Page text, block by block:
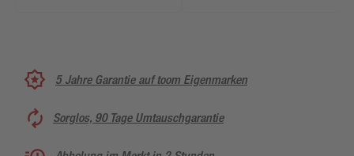
5 Jahre Garantie auf toom Eigenmarken
Sorglos, 90 Tage Umtauschgarantie